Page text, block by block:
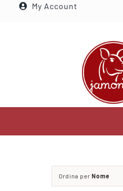
Salta
My Account
Settori che serviamo
Ordina per Nome